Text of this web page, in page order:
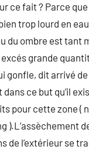
ce fait ? Parce
trop lourd en
du ombre est tant
grande
gonfle, dit arrivé de
ce but qu’il
pour cette zone (
).L’assèchement
de l’extérieur se